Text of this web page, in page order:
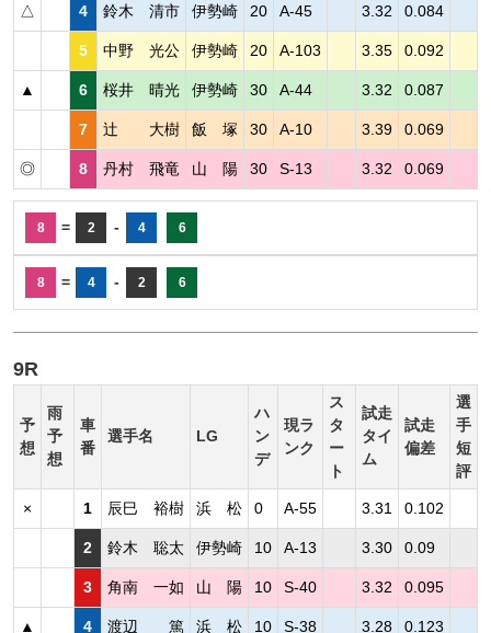
△ 4 鈴木 清市 伊勢崎 20 A-45 3.32 0.084
5 中野 光公 伊勢崎 20 A-103 3.35 0.092
▲ 6 桜井 晴光 伊勢崎 30 A-44 3.32 0.087
7 辻 大樹 飯 塚 30 A-10 3.39 0.069
◎ 8 丹村 飛竜 山 陽 30 S-13 3.32 0.069
8 = 2 - 4 6
8 = 4 - 2 6
9R
予
想
雨
予
想
車
番
選手名 LG
ハ
ン
デ
現ラ
ンク
ス
タ
ー
ト
試走
タイ
ム
試走
偏差
選
手
短
評
× 1 辰巳 裕樹 浜 松 0 A-55 3.31 0.102
2 鈴木 聡太 伊勢崎 10 A-13 3.30 0.09
3 角南 一如 山 陽 10 S-40 3.32 0.095
▲ 4 渡辺 篤 浜 松 10 S-38 3.28 0.123